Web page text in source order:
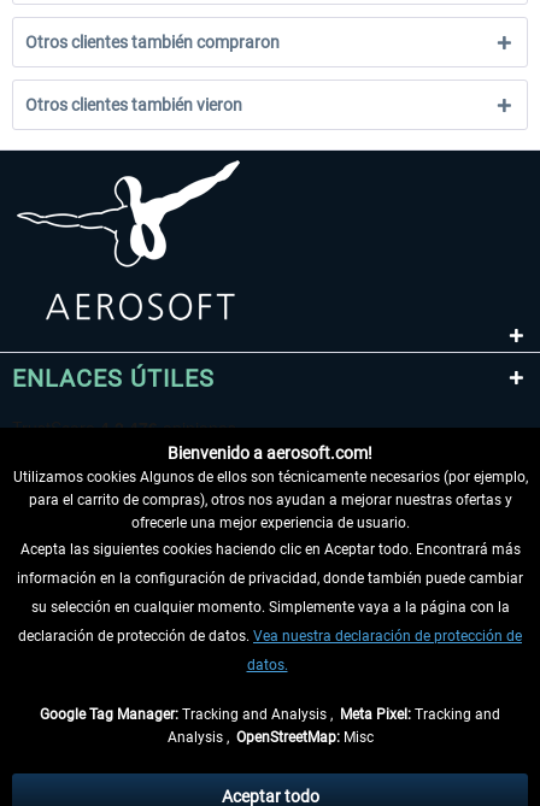
Otros clientes también compraron
Otros clientes también vieron
ENLACES ÚTILES
DESISTIR DEL CONTRATO
INFORMACIÓN
tasas de recepción si no se describe lo contrario
Bienvenido a aerosoft.com!
Utilizamos cookies Algunos de ellos son técnicamente necesarios (por ejemplo,
para el carrito de compras), otros nos ayudan a mejorar nuestras ofertas y
ofrecerle una mejor experiencia de usuario.
Acepta las siguientes cookies haciendo clic en Aceptar todo. Encontrará más
información en la configuración de privacidad, donde también puede cambiar
su selección en cualquier momento. Simplemente vaya a la página con la
declaración de protección de datos. Vea nuestra declaración de protección de
datos.
Google Tag Manager: Tracking and Analysis , Meta Pixel: Tracking and
Analysis , OpenStreetMap:Misc
Aceptar todo